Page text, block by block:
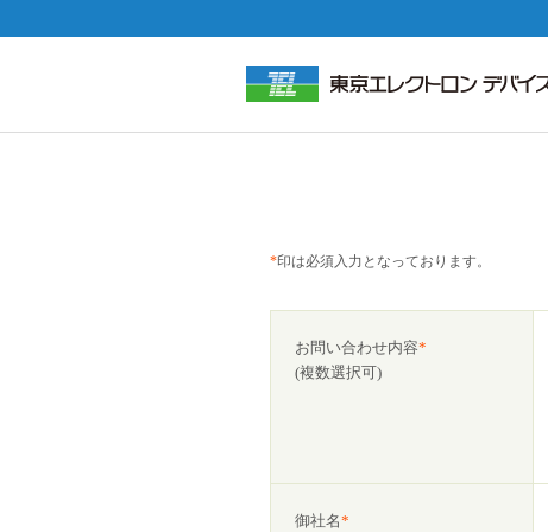
*印は必須入力となっております。
お問い合わせ内容*
(複数選択可)
御社名*